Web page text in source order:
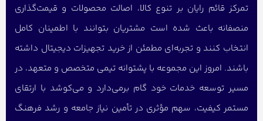
تمرکز قائم رایان بر تنوع کالا، اصالت محصولات و قیمت‌گذاری
منصفانه باعث شده است مشتریان بتوانند با اطمینان کامل
انتخاب کنند و تجربه‌ای مطمئن از خرید تجهیزات دیجیتال داشته
باشند. امروز این مجموعه با پشتوانه تیمی متخصص و متعهد، در
مسیر توسعه خدمات خود گام برمی‌دارد و می‌کوشد با ارتقای
مستمر کیفیت، سهم مؤثری در تأمین نیاز جامعه و رشد فرهنگ